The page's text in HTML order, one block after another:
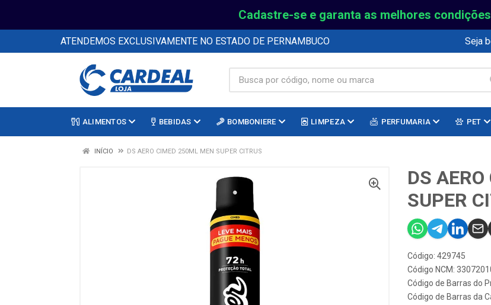
Cadastre-se e garanta as melhores
ATENDEMOS EXCLUSIVAMENTE NO ESTADO DE PERNAMBUCO Seja
ALIMENTOS BEBIDAS BOMBONIERE LIMPEZA PERFUMARIA PET
INÍCIO DS AERO CIMED 250ML MEN SUPER CITRUS
DS
SUPER
Código: 429745
Código NCM:
Código de Barras do
Código de Barras da